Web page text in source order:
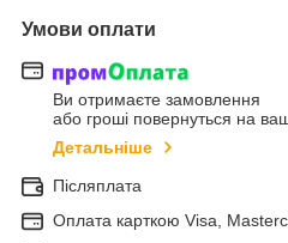
Умови оплати
Ви отримаєте замовлення
або гроші повернуться на
Детальніше
Післяплата
Оплата карткою Visa,